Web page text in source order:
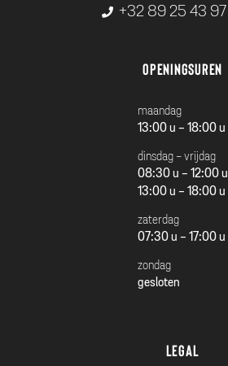
+32 89 25 43 97
Openingsuren
maandag
13:00 u - 18:00 u
dinsdag - vrijdag
08:30 u - 12:00 u
13:00 u - 18:00 u
zaterdag
07:30 u - 17:00 u
zondag
gesloten
Legal